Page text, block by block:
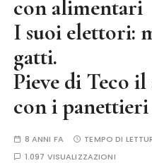
con alimentari
I suoi elettori:
gatti.
Pieve di Teco
con i panettieri
8 ANNI FA TEMPO DI
1.097 VISUALIZZAZIONI